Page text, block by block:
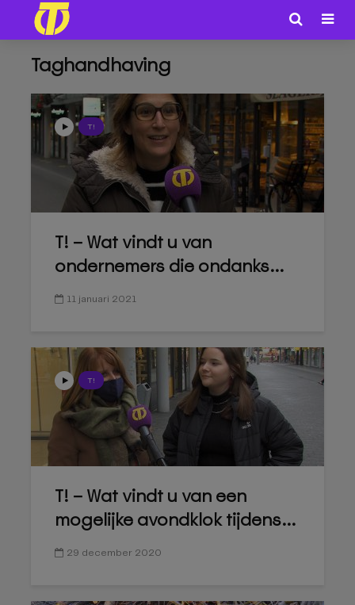
Taghandhaving
T!
T! – Wat vindt u van
ondernemers die ondanks...
11 januari 2021
T!
T! – Wat vindt u van een
mogelijke avondklok tijdens...
29 december 2020